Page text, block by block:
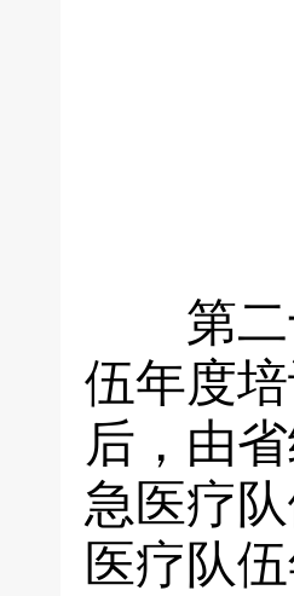
第
伍年度
后，由
急医疗
医疗队